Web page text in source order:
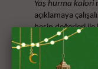
Yaş hurma kalori
açıklamaya
besin değerleri ile
kalorideğeri
için kalori
kadar yaş hurma